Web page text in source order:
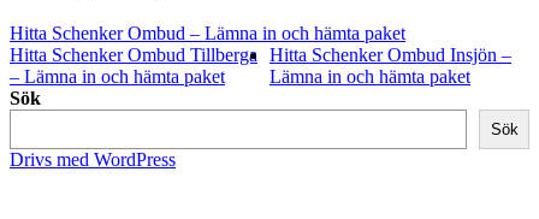
Hitta Schenker Ombud – Lämna in och hämta paket
Hitta Schenker Ombud Tillberga
– Lämna in och hämta paket
Hitta Schenker Ombud Insjön –
Lämna in och hämta paket
Sök
Sök
Drivs med WordPress